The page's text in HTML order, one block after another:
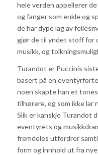
hele verden appellerer
og fanger som enkle og
de har dype lag av
gjør de til yndet stoff for
musikk, og
Turandot er Puccinis
basert på en
noen skapte han et
tilhørere, og som ikke
Slik er kanskje Turandot
eventyrets og
fremdeles utfordrer
form og innhold ut fra